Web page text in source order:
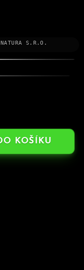
S.R.O.
KOŠÍKU